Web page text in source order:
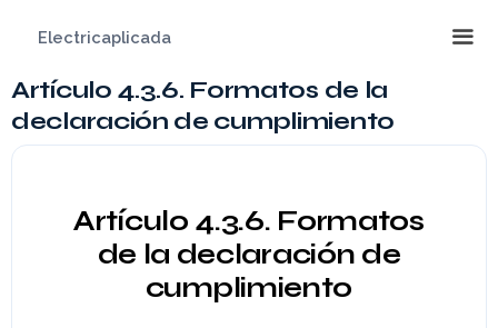
contenido
Electricaplicada
Artículo 4.3.6. Formatos de la
declaración de cumplimiento
Artículo 4.3.6. Formatos
de la declaración de
cumplimiento